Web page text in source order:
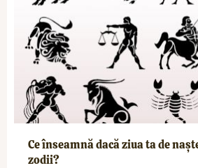
Ce înseamnă dacă ziua ta de
zodii?